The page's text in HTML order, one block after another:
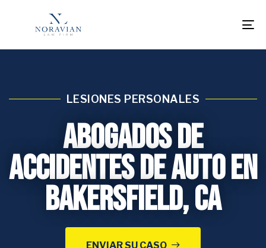
LESIONES PERSONALES
Abogados de
Accidentes de Auto en
Bakersfield, CA
ENVIAR SU CASO